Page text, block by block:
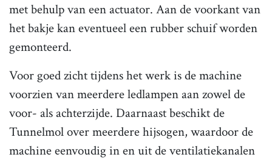
met behulp van een actuator. Aan de voorkant van
het bakje kan eventueel een rubber schuif worden
gemonteerd.
Voor goed zicht tijdens het werk is de machine
voorzien van meerdere ledlampen aan zowel de
voor- als achterzijde. Daarnaast beschikt de
Tunnelmol over meerdere hijsogen, waardoor de
machine eenvoudig in en uit de ventilatiekanalen